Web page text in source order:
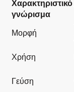
Χαρακτηριστικό
γνώρισμα
Μορφή
Χρήση
Γεύση